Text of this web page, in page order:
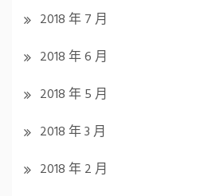
2018 年 7 月
2018 年 6 月
2018 年 5 月
2018 年 3 月
2018 年 2 月